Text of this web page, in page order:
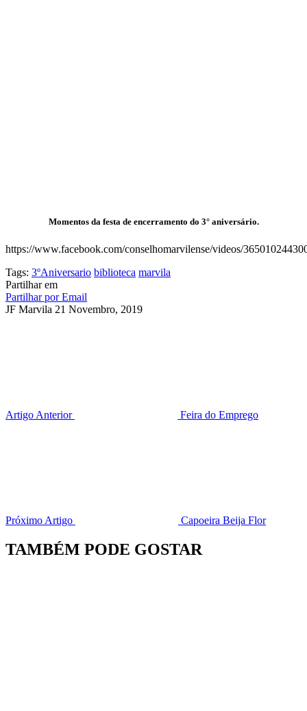
Momentos da festa de encerramento do 3° aniversário.
https://www.facebook.com/conselhomarvilense/videos/
Tags: 3ºAniversario biblioteca marvila
Partilhar em
Partilhar por Email
JF Marvila 21 Novembro, 2019
Artigo Anterior Feira do Emprego
Próximo Artigo Capoeira Beija Flor
TAMBÉM PODE GOSTAR